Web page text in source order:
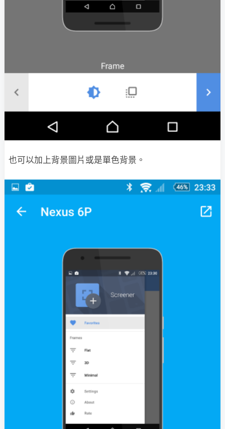
也可以加上背景圖片或是單色背景。